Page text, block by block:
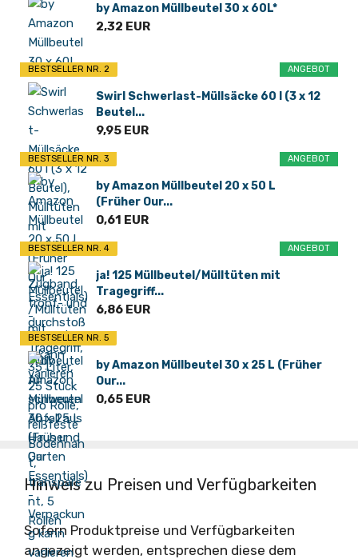
by Amazon Müllbeutel 30 x 60L*
2,32 EUR
ANGEBOT
BESTSELLER NR. 2
Swirl Schwerlast-Müllsäcke 60 l (3 x 12
Beutel...
9,95 EUR
ANGEBOT
BESTSELLER NR. 3
by Amazon Müllbeutel 20 x 50 L
(Früher Our...
0,61 EUR
ANGEBOT
BESTSELLER NR. 4
ja! 125 Müllbeutel/Mülltüten mit
Tragegriff...
6,86 EUR
BESTSELLER NR. 5
by Amazon Müllbeutel 30 x 25 L (Früher
Our...
0,65 EUR
Hinweis zu Preisen und Verfügbarkeiten
Sofern Produktpreise und Verfügbarkeiten
angezeigt werden, entsprechen diese dem